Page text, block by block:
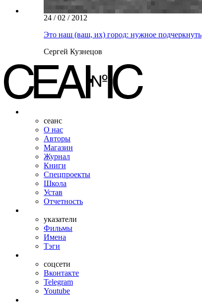
24 / 02 / 2012
Это наш (ваш, их) город: нужное подчеркнуть
Сергей Кузнецов
сеанс
О нас
Авторы
Магазин
Журнал
Книги
Спецпроекты
Школа
Устав
Отчетность
указатели
Фильмы
Имена
Тэги
соцсети
Вконтакте
Telegram
Youtube